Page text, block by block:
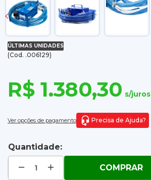
ÚLTIMAS UNIDADES
(Cod. .006129)
R$ 1.380,30 s/juros
Ver opções de pagamento Precisa de Ajuda?
Quantidade:
COMPRAR